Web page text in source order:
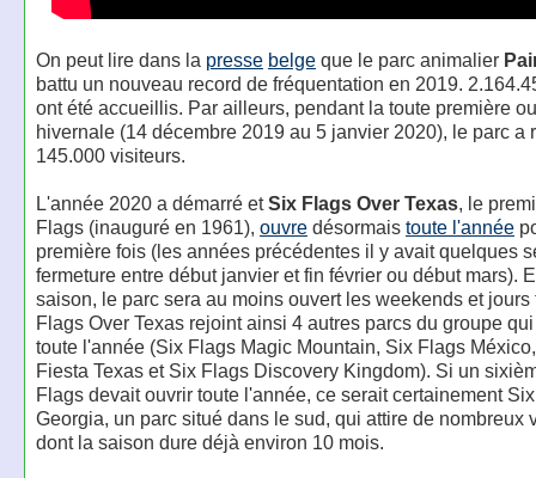
On peut lire dans la presse belgeque le parc animalier
battu un nouveau record de fréquentation en 2019.
ont été accueillis. Par ailleurs, pendant la toute première
hivernale (14 décembre 2019 au 5 janvier 2020), le parc a
145.000 visiteurs.
L'année 2020 a démarré etSix Flags Over Texas, le
Flags (inauguré en 1961), ouvredésormais toute l'année
première fois (les années précédentes il y avait quelques
fermeture entre début janvier et fin février ou début mars).
saison, le parc sera au moins ouvert les weekends et jours
Flags Over Texas rejoint ainsi 4 autres parcs du groupe
toute l'année (Six Flags Magic Mountain, Six Flags
Fiesta Texas et Six Flags Discovery Kingdom). Si un
Flags devait ouvrir toute l'année, ce serait certainement
Georgia, un parc situé dans le sud, qui attire de nombreux
dont la saison dure déjà environ 10 mois.